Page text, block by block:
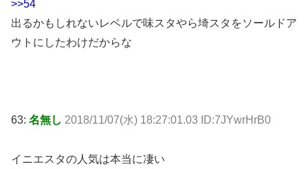
>>54
出るかもしれないレベルで味スタやら埼スタをソールドア
ウトにしたわけだからな
63: 名無し 2018/11/07(水) 18:27:01.03 ID:7JYwrHrB0
イニエスタの人気は本当に凄い